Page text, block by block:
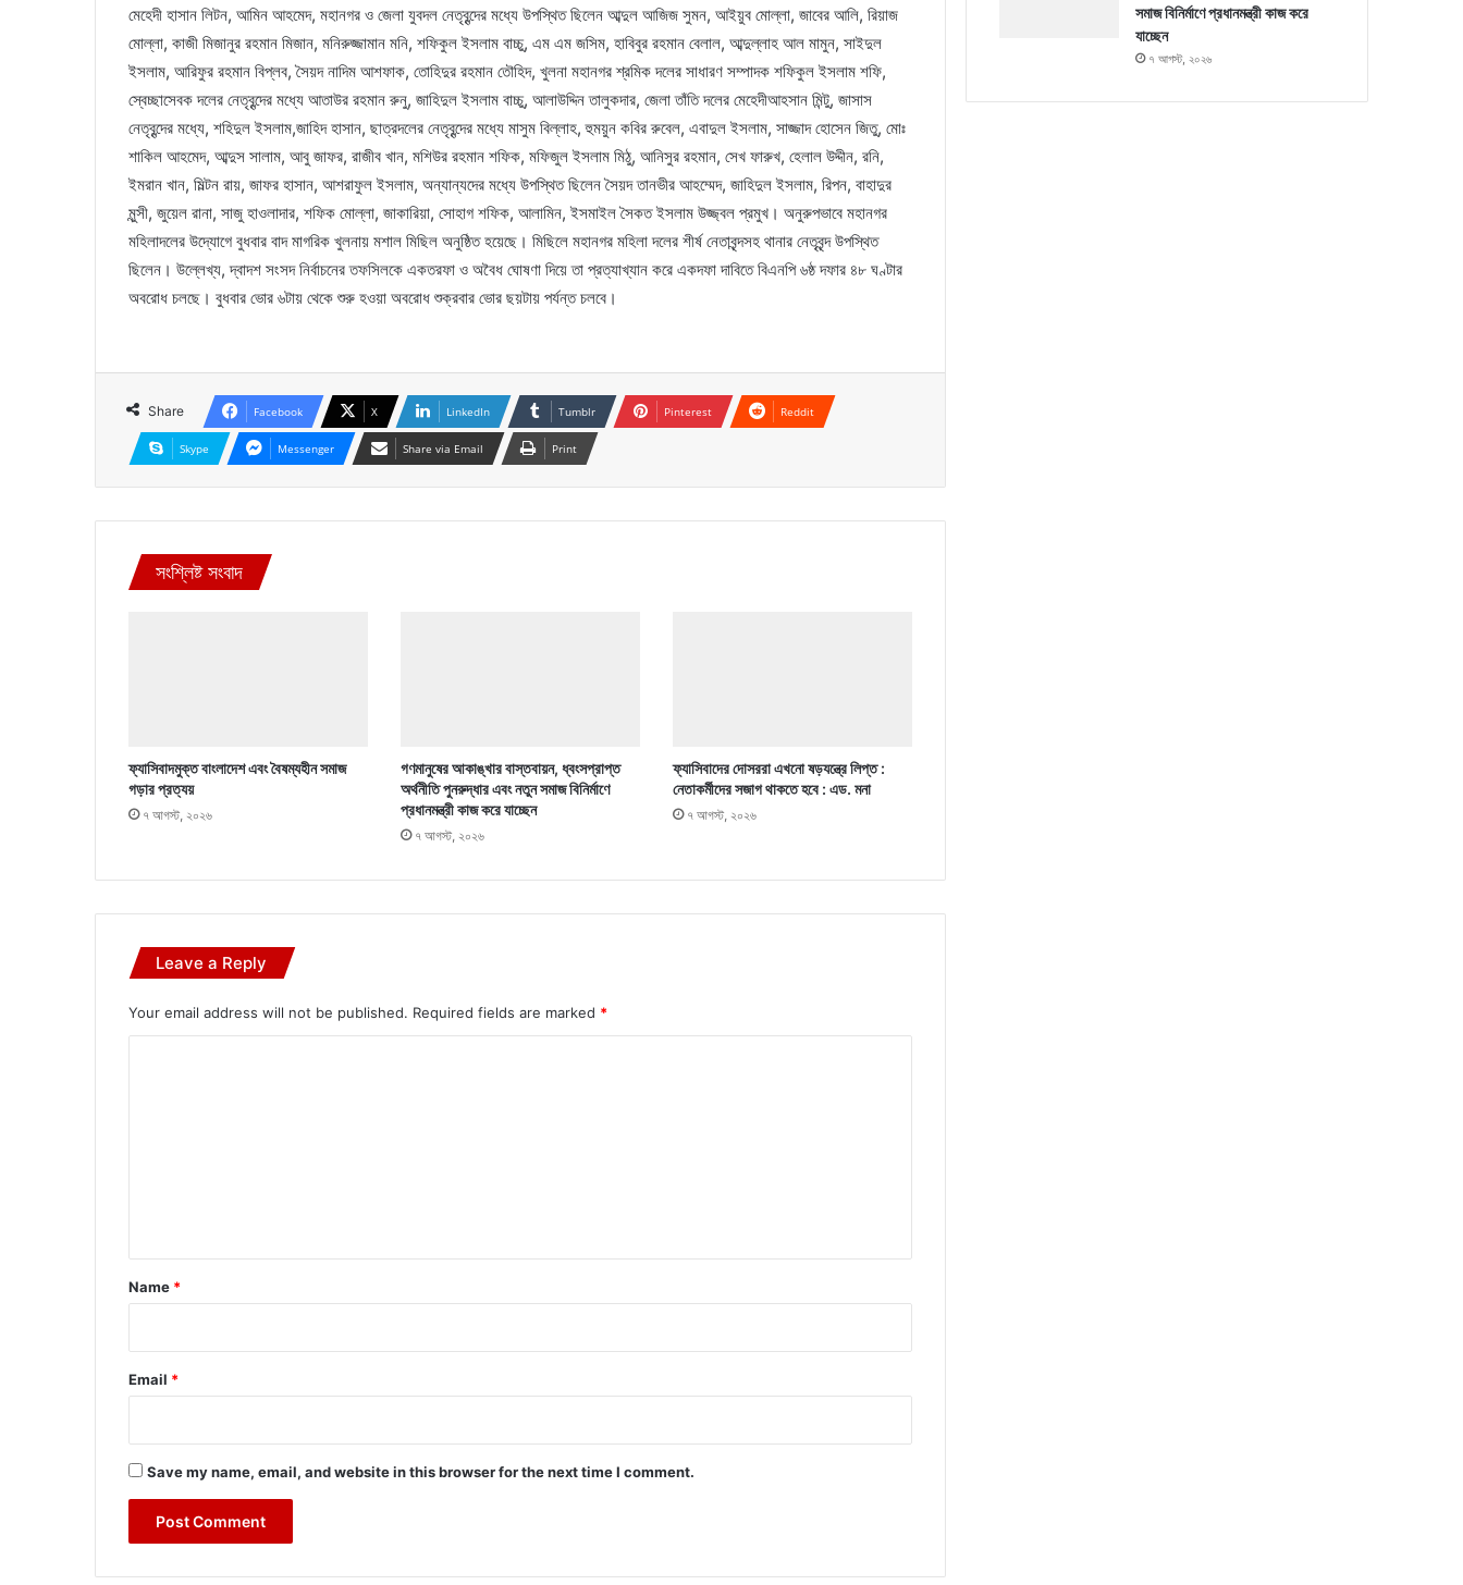
মেহেদী হাসান লিটন, আমিন আহমেদ, মহানগর ও জেলা যুবদল নেতৃবৃন্দের মধ্যে উপস্থিত ছিলেন আব্দুল আজিজ সুমন, আইয়ুব মোল্লা, জাবের আলি, রিয়াজ
মোল্লা, কাজী মিজানুর রহমান মিজান, মনিরুজ্জামান মনি, শফিকুল ইসলাম বাচ্চু, এম এম জসিম, হাবিবুর রহমান বেলাল, আব্দুল্লাহ আল মামুন, সাইদুল
ইসলাম, আরিফুর রহমান বিপ্লব, সৈয়দ নাদিম আশফাক, তোহিদুর রহমান তৌহিদ, খুলনা মহানগর শ্রমিক দলের সাধারণ সম্পাদক শফিকুল ইসলাম শফি,
স্বেচ্ছাসেবক দলের নেতৃবৃন্দের মধ্যে আতাউর রহমান রুনু, জাহিদুল ইসলাম বাচ্চু, আলাউদ্দিন তালুকদার, জেলা তাঁতি দলের মেহেদীআহসান মিন্টু, জাসাস
নেতৃবৃন্দের মধ্যে, শহিদুল ইসলাম,জাহিদ হাসান, ছাত্রদলের নেতৃবৃন্দের মধ্যে মাসুম বিল্লাহ, হুময়ুন কবির রুবেল, এবাদুল ইসলাম, সাজ্জাদ হোসেন জিতু, মোঃ
শাকিল আহমেদ, আব্দুস সালাম, আবু জাফর, রাজীব খান, মশিউর রহমান শফিক, মফিজুল ইসলাম মিঠু, আনিসুর রহমান, সেখ ফারুখ, হেলাল উদ্দীন, রনি,
ইমরান খান, মিল্টন রায়, জাফর হাসান, আশরাফুল ইসলাম, অন্যান্যদের মধ্যে উপস্থিত ছিলেন সৈয়দ তানভীর আহম্মেদ, জাহিদুল ইসলাম, রিপন, বাহাদুর
মুন্সী, জুয়েল রানা, সাজু হাওলাদার, শফিক মোল্লা, জাকারিয়া, সোহাগ শফিক, আলামিন, ইসমাইল সৈকত ইসলাম উজ্জ্বল প্রমুখ। অনুরুপভাবে মহানগর
মহিলাদলের উদ্যোগে বুধবার বাদ মাগরিক খুলনায় মশাল মিছিল অনুষ্ঠিত হয়েছে। মিছিলে মহানগর মহিলা দলের শীর্ষ নেতাবৃন্দসহ থানার নেতৃবৃন্দ উপস্থিত
ছিলেন। উল্লেখ্য, দ্বাদশ সংসদ নির্বাচনের তফসিলকে একতরফা ও অবৈধ ঘোষণা দিয়ে তা প্রত্যাখ্যান করে একদফা দাবিতে বিএনপি ৬ষ্ঠ দফার ৪৮ ঘণ্টার
অবরোধ চলছে। বুধবার ভোর ৬টায় থেকে শুরু হওয়া অবরোধ শুক্রবার ভোর ছয়টায় পর্যন্ত চলবে।
Share Facebook X LinkedIn Tumblr Pinterest Reddit
Skype Messenger Share via Email Print
সংশ্লিষ্ট সংবাদ
ফ্যাসিবাদমুক্ত বাংলাদেশ এবং বৈষম্যহীন সমাজ
গড়ার প্রত্যয়
৭ আগস্ট, ২০২৬
গণমানুষের আকাঙ্খার বাস্তবায়ন, ধ্বংসপ্রাপ্ত
অর্থনীতি পুনরুদ্ধার এবং নতুন সমাজ বিনির্মাণে
প্রধানমন্ত্রী কাজ করে যাচ্ছেন
৭ আগস্ট, ২০২৬
ফ্যাসিবাদের দোসররা এখনো ষড়যন্ত্রে লিপ্ত :
নেতাকর্মীদের সজাগ থাকতে হবে : এড. মনা
৭ আগস্ট, ২০২৬
Leave a Reply
Your email address will not be published. Required fields are marked *
*
Name *
Email *
Save my name, email, and website in this browser for the next time I comment.
সমাজ বিনির্মাণে প্রধানমন্ত্রী কাজ করে
যাচ্ছেন
৭ আগস্ট, ২০২৬